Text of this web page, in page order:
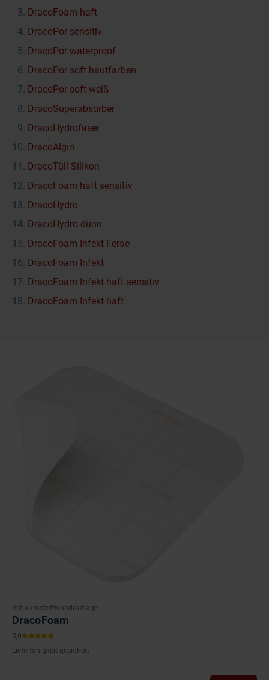
DracoFoam haft
DracoPor sensitiv
DracoPor waterproof
DracoPor soft hautfarben
DracoPor soft weiß
DracoSuperabsorber
DracoHydrofaser
DracoAlgin
DracoTüll Silikon
DracoFoam haft sensitiv
DracoHydro
DracoHydro dünn
DracoFoam Infekt Ferse
DracoFoam Infekt
DracoFoam Infekt haft sensitiv
DracoFoam Infekt haft
Schaumstoffwundauflage
DracoFoam
Lieferfähigkeit gesichert